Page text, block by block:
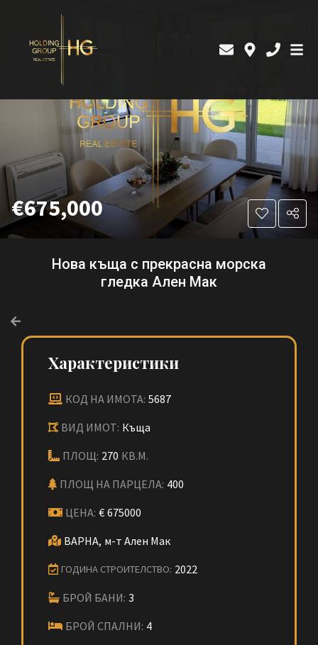
€675,000
Нова къща с прекрасна морска
гледка Ален Мак
Характеристики
КОД НА ИМОТА: 5687
ВИД ИМОТ: Къща
ПЛОЩ: 270 КВ.М.
ПЛОЩ НА ПАРЦЕЛА: 400
ЦЕНА: € 675000
ВАРНА, м-т Ален Мак
ГОДИНА СТРОИТЕЛСТВО: 2022
БРОЙ БАНИ: 3
БРОЙ СПАЛНИ: 4